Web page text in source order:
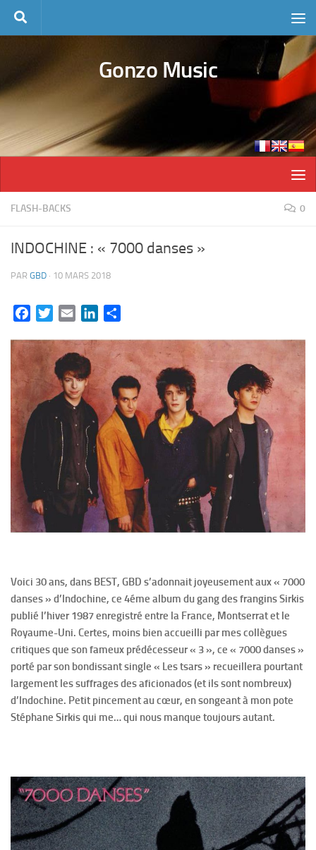
Skip to content
Gonzo Music
FLASH-BACKS 0
INDOCHINE : « 7000 danses »
PAR GBD · 10 MARS 2018
FacebookTwitterEmail LinkedIn
Voici 30 ans, dans BEST, GBD s’adonnait joyeusement aux « 7000
danses » d’Indochine, ce 4éme album du gang des frangins Sirkis
publié l’hiver 1987 enregistré entre la France, Montserrat et le
Royaume-Uni. Certes, moins bien accueilli par mes collègues
critiques que son fameux prédécesseur « 3 », ce « 7000 danses »
porté par son bondissant single « Les tsars » recueillera pourtant
largement les suffrages des aficionados (et ils sont nombreux)
d’Indochine. Petit pincement au cœur, en songeant à mon pote
Stéphane Sirkis qui me… qui nous manque toujours autant.